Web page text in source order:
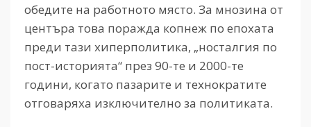
обедите на работното място. За мнозина от
центъра това поражда копнеж по епохата
преди тази хиперполитика, „носталгия по
пост-историята“ през 90-те и 2000-те
години, когато пазарите и технократите
отговаряха изключително за политиката.